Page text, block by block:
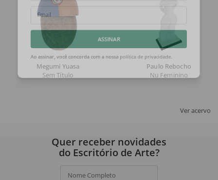
Megumi Yuasa
Sem Título
Paulo Rebocho
Nu Feminino
Ver acervo
Email
ASSINAR
Ao assinar, você concorda com a nossa política de privacidade.
Quer receber novidades
do Escritório de Arte?
Nome Completo